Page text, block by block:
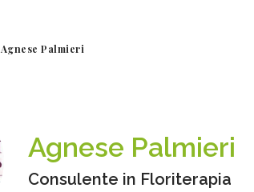
Agnese Palmieri
Agnese Palmieri
Consulente in Floriterapia